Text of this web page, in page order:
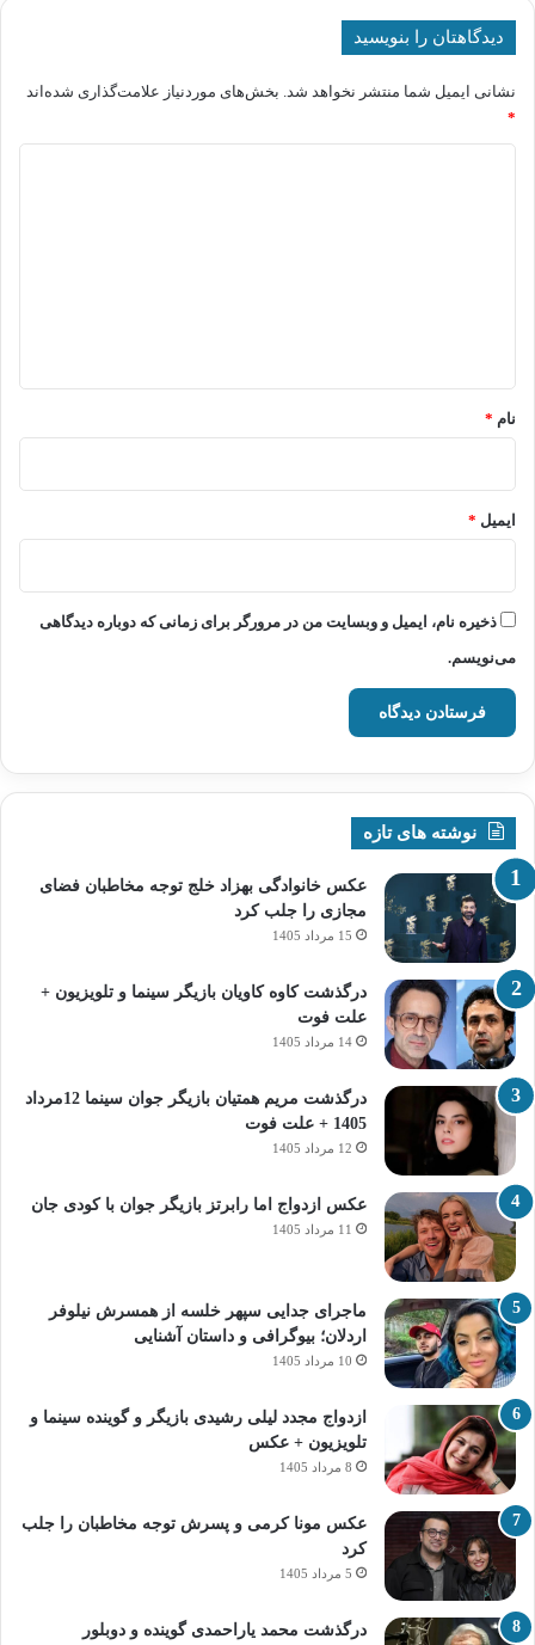
دیدگاهتان را بنویسید
نشانی ایمیل شما منتشر نخواهد شد. بخش‌های موردنیاز علامت‌گذاری شده‌اند
*
نام *
ایمیل *
ذخیره نام، ایمیل و وبسایت من در مرورگر برای زمانی که دوباره دیدگاهی
می‌نویسم.
نوشته های تازه
عکس خانوادگی بهزاد خلج توجه مخاطبان فضای
مجازی را جلب کرد
15 مرداد 1405
درگذشت کاوه کاویان بازیگر سینما و تلویزیون +
علت فوت
14 مرداد 1405
درگذشت مریم همتیان بازیگر جوان سینما 12مرداد
1405 + علت فوت
12 مرداد 1405
عکس ازدواج اما رابرتز بازیگر جوان با کودی جان
11 مرداد 1405
ماجرای جدایی سپهر خلسه از همسرش نیلوفر
اردلان؛ بیوگرافی و داستان آشنایی
10 مرداد 1405
ازدواج مجدد لیلی رشیدی بازیگر و گوینده سینما و
تلویزیون + عکس
8 مرداد 1405
عکس مونا کرمی و پسرش توجه مخاطبان را جلب
کرد
5 مرداد 1405
درگذشت محمد یاراحمدی گوینده و دوبلور